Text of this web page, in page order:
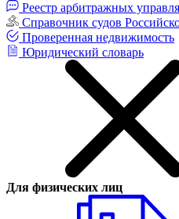
Реестр арбитражных
Справочник судов
Проверенная недвижимость
Юридический словарь
Для физических лиц